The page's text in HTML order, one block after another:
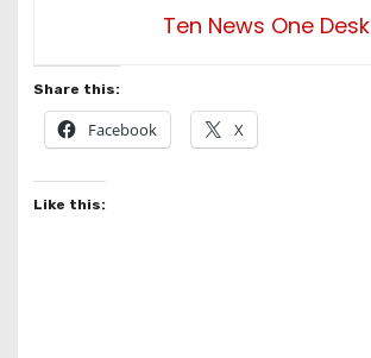
Ten News One Desk
Share this:
Facebook X
Like this: